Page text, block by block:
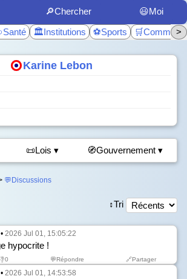
🔎Chercher
😃Moi
🏛️Institutions ⚽Sports >
Karine Lebon
📜Lois ▾ 🧭Gouvernement ▾
💬Discussions
↕️Tri
• 2026 Jul 01, 15:05:22
hypocrite !
0 💬Répondre 🔗Partager
• 2026 Jul 01, 14:53:58